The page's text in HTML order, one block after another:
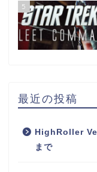
5
最近の投稿
HighRoller
まで